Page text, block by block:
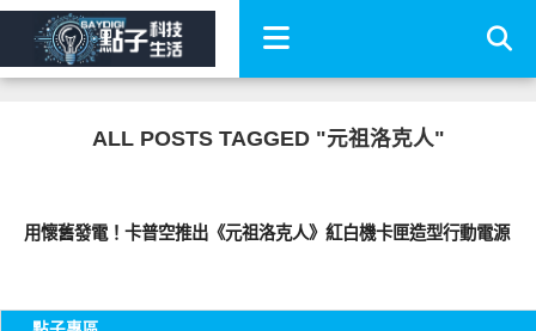
ALL POSTS TAGGED "元祖洛克人"
用懷舊發電！卡普空推出《元祖洛克人》紅白機卡匣造型行動電源